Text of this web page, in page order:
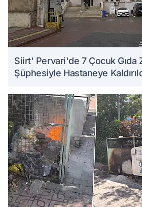
Siirt' Pervari'de 7 Çocuk Gıda
Şüphesiyle Hastaneye